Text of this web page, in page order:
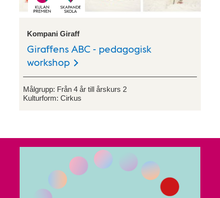
Kompani Giraff
Giraffens ABC - pedagogisk
workshop
Målgrupp: Från 4 år till årskurs 2
Kulturform: Cirkus